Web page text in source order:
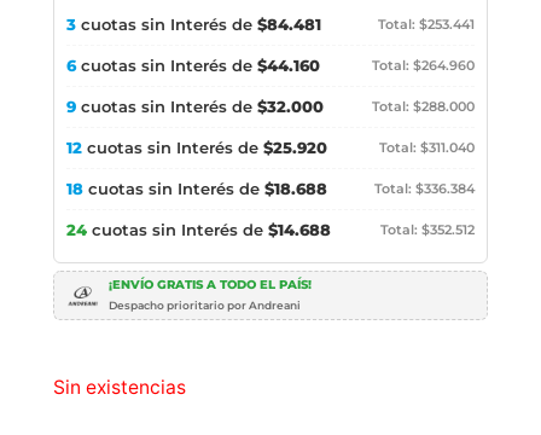
3 cuotas sin Interés de $84.481 Total: $253.441
6cuotas sin Interés de $44.160 Total: $264.960
9 cuotas sin Interés de $32.000 Total: $288.000
12 cuotas sin Interés de $25.920 Total: $311.040
18 cuotas sin Interés de $18.688 Total: $336.384
24 cuotas sin Interés de $14.688 Total: $352.512
¡ENVÍO GRATIS A TODO EL PAÍS!
Despacho prioritario por Andreani
Sin existencias